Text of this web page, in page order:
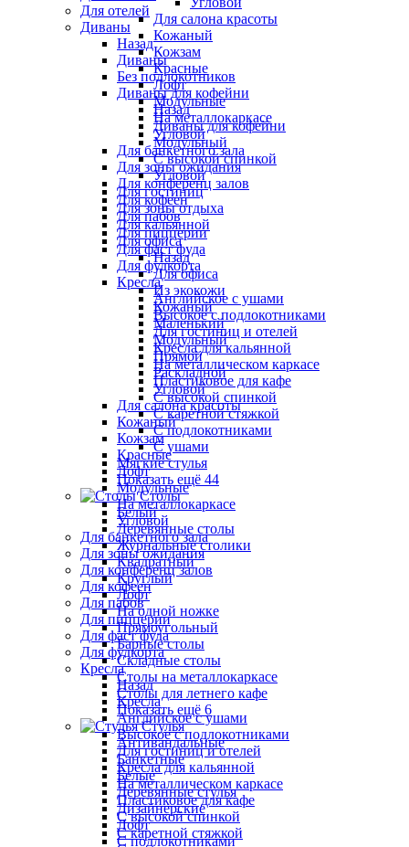
Для салона красоты
Кожаный
Кожзам
Красные
Лофт
Модульные
На металлокаркасе
Угловой
Для банкетного зала
Для зоны ожидания
Для конференц залов
Для кофеен
Для пабов
Для пиццерии
Для фаст фуда
Для фудкорта
Кресла
Английское с ушами
Высокое с подлокотниками
Для гостиниц и отелей
Кресла для кальянной
На металлическом каркасе
Пластиковое для кафе
С высокой спинкой
С каретной стяжкой
С подлокотниками
С ушами
Мягкие стулья
Показать ещё 44
Столы
Белый
Деревянные столы
Журнальные столики
Квадратный
Круглый
Лофт
На одной ножке
Прямоугольный
Барные столы
Складные столы
Столы на металлокаркасе
Столы для летнего кафе
Показать ещё 6
Стулья
Антивандальные
Банкетные
Белые
Деревянные стулья
Дизайнерские
Лофт
С подлокотниками
Для отелей
Диваны
Назад
Диваны
Без подлокотников
Диваны для кофейни
Назад
Диваны для кофейни
Модульный
С высокой спинкой
Угловой
Для гостиниц
Для зоны отдыха
Для кальянной
Для офиса
Назад
Для офиса
Из экокожи
Кожаный
Маленький
Модульный
Прямой
Раскладной
Угловой
Для салона красоты
Кожаный
Кожзам
Красные
Лофт
Модульные
На металлокаркасе
Угловой
Для банкетного зала
Для зоны ожидания
Для конференц залов
Для кофеен
Для пабов
Для пиццерии
Для фаст фуда
Для фудкорта
Кресла
Назад
Кресла
Английское с ушами
Высокое с подлокотниками
Для гостиниц и отелей
Кресла для кальянной
На металлическом каркасе
Пластиковое для кафе
С высокой спинкой
С каретной стяжкой